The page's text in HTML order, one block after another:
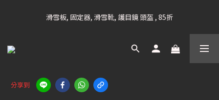
凡購滿HK$699 香港及澳門 [免運費] (大型貨品除外)
滑雪板, 固定器, 滑雪靴, 護目鏡 頭盔 , 85折
滑雪衫, 滑雪褲, 底、中層保暖 / 外套, 滑雪手套, 滑雪襪, 滑雪板袋,
凡購滿HK$699 香港及澳門 [免運費] (大型貨品除外)
分享到